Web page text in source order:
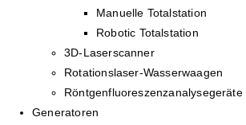
Manuelle Totalstation
Robotic Totalstation
3D-Laserscanner
Rotationslaser-Wasserwaagen
Röntgenfluoreszenzanalysegeräte
Generatoren